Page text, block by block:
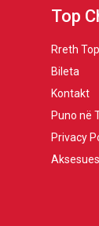
Top
Rreth
Bileta
Kontakt
Puno në
Privacy